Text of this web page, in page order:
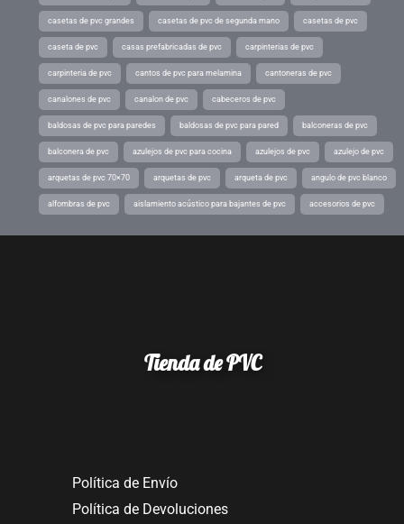
casetas de pvc grandes casetas de pvc de segunda mano casetas de pvc
caseta de pvc casas prefabricadas de pvc carpinterias de pvc
carpinteria de pvc cantos de pvc para melamina cantoneras de pvc
canalones de pvc canalon de pvc cabeceros de pvc
baldosas de pvc para paredes baldosas de pvc para pared balconeras de pvc
balconera de pvc azulejos de pvc para cocina azulejos de pvc azulejo de pvc
arquetas de pvc 70×70 arquetas de pvc arqueta de pvc angulo de pvc blanco
alfombras de pvc aislamiento acústico para bajantes de pvc accesorios de pvc
Tienda de PVC
Política de Envío
Política de Devoluciones